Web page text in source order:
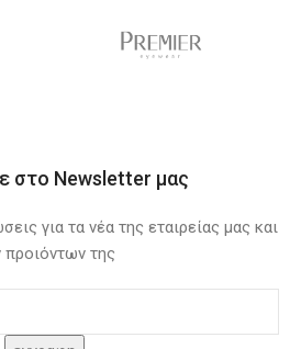
στο Newsletter μας
για τα νέα της εταιρείας μας και
της